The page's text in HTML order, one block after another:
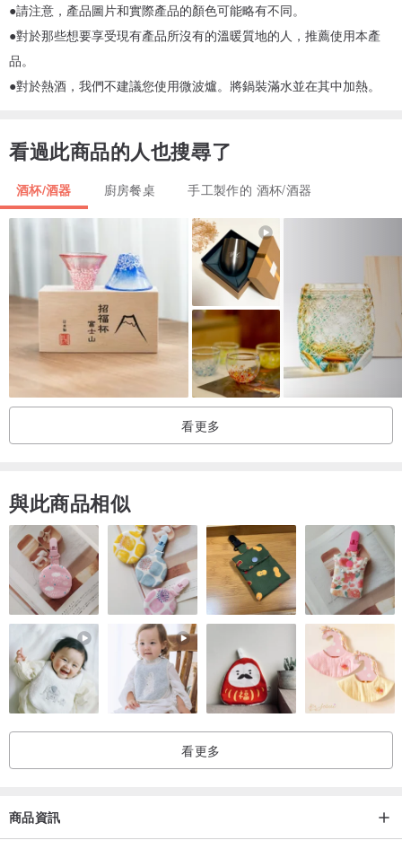
●請注意，產品圖片和實際產品的顏色可能略有不同。
●對於那些想要享受現有產品所沒有的溫暖質地的人，推薦使用本產
品。
●對於熱酒，我們不建議您使用微波爐。將鍋裝滿水並在其中加熱。
看過此商品的人也搜尋了
酒杯/酒器 廚房餐桌 手工製作的 酒杯/酒器
看更多
與此商品相似
看更多
商品資訊